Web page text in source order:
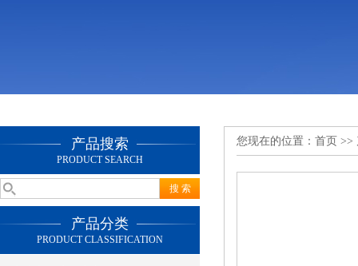
产品搜索
PRODUCT SEARCH
产品分类
PRODUCT CLASSIFICATION
您现在的位置： 首页 >>